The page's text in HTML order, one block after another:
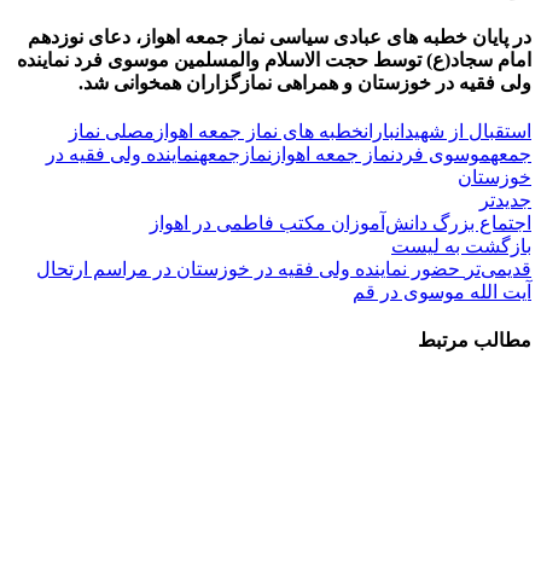
در پایان خطبه های عبادی سیاسی نماز جمعه اهواز، دعای نوزدهم
امام سجاد(ع) توسط حجت الاسلام والمسلمین موسوی فرد نماینده
ولی فقیه در خوزستان و همراهی نمازگزاران همخوانی شد.
استقبال از شهیدانبارانخطبه های نماز جمعه اهواز مصلی نماز
جمعهموسوی فردنماز جمعه اهواز نمازجمعهنماینده ولی فقیه در
خوزستان
جدیدتر
اجتماع بزرگ دانش‌آموزان مکتب فاطمی در اهواز
بازگشت به لیست
قدیمی‌تر حضور نماینده ولی فقیه در خوزستان در مراسم ارتحال
آیت الله موسوی در قم
مطالب مرتبط